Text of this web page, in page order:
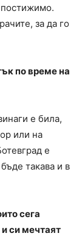
за да го
по време на
е била,
или на
е
такава и в
сега
си мечтаят